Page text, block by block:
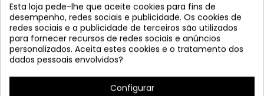
Ventilador de Coco
Esta loja pede-lhe que aceite cookies para fins de
desempenho, redes sociais e publicidade. Os cookies de
redes sociais e a publicidade de terceiros são utilizados
para fornecer recursos de redes sociais e anúncios
personalizados. Aceita estes cookies e o tratamento dos
dados pessoais envolvidos?
Configurar